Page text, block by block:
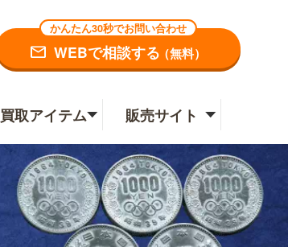
かんたん30秒でお問い合わせ
WEBで相談する（無料）
買取アイテム 販売サイト